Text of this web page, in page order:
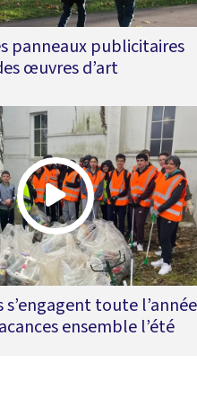
panneaux publicitaires
œuvres d’art
s’engagent toute l’année
ensemble l’été